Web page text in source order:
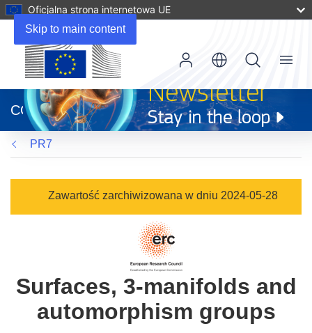
Skip to main content
Oficjalna strona internetowa UE
otworzy
się
w
nowym
oknie)
CORDIS
Menu
PR7
Zawartość zarchiwizowana w dniu 2024-05-28
Surfaces, 3-manifolds and
automorphism groups